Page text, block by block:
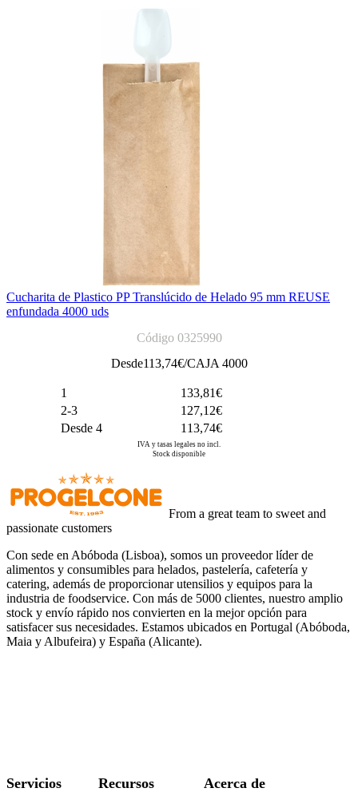
Cucharita de Plastico PP Translúcido de Helado 95 mm REUSE
enfundada 4000 uds
Código 0325990
Desde113,74€/CAJA 4000
1
133,81€
2-3
127,12€
Desde 4
113,74€
IVA y tasas legales no incl.
Stock disponible
From a great team to sweet and
passionate customers
Con sede en Abóboda (Lisboa), somos un proveedor líder de
alimentos y consumibles para helados, pastelería, cafetería y
catering, además de proporcionar utensilios y equipos para la
industria de foodservice. Con más de 5000 clientes, nuestro amplio
stock y envío rápido nos convierten en la mejor opción para
satisfacer sus necesidades. Estamos ubicados en Portugal (Abóboda,
Maia y Albufeira) y España (Alicante).
Servicios Recursos Acerca de